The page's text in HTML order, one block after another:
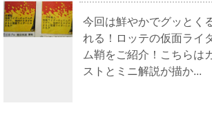
今回は鮮やかでグッとく
れる！ロッテの仮面ライ
ム鞘をご紹介！こちらは
ストとミニ解説が描か...